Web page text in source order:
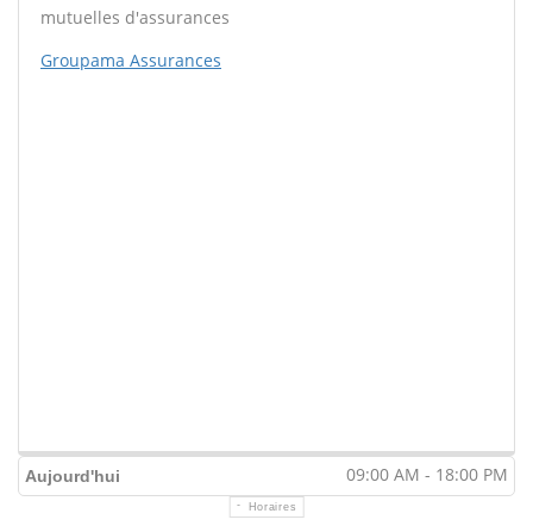
mutuelles d'assurances
Groupama Assurances
Aujourd'hui 09:00 AM - 18:00 PM
Horaires